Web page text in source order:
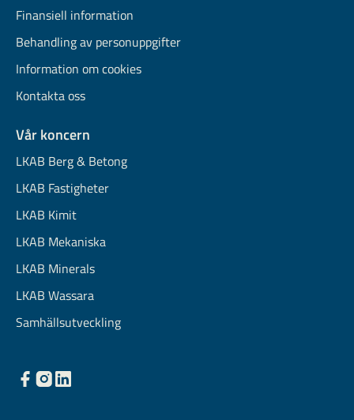
Finansiell information
Behandling av personuppgifter
Information om cookies
Kontakta oss
Vår koncern
LKAB Berg & Betong
LKAB Fastigheter
LKAB Kimit
LKAB Mekaniska
LKAB Minerals
LKAB Wassara
Samhällsutveckling